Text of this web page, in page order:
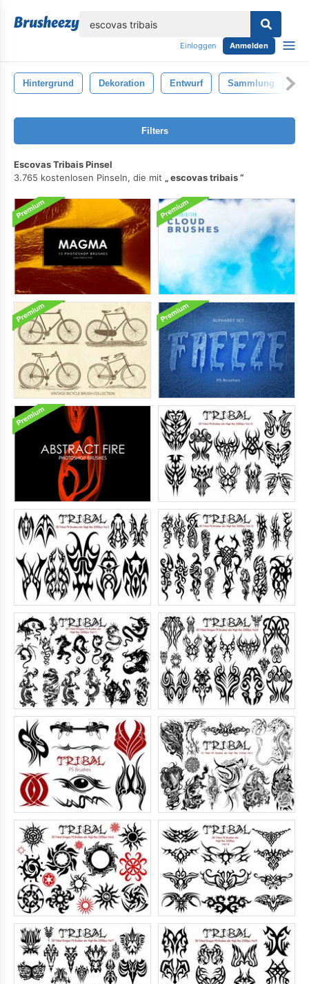
Einloggen Anmelden
Hintergrund Dekoration Entwurf Sammlung
Filters
Escovas Tribais Pinsel
3.765 kostenlosen Pinseln, die mit
escovas tribais